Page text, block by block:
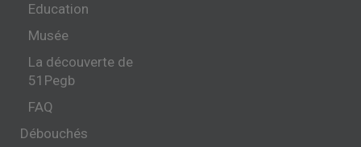
Education
Musée
La découverte de
51Pegb
FAQ
Débouchés